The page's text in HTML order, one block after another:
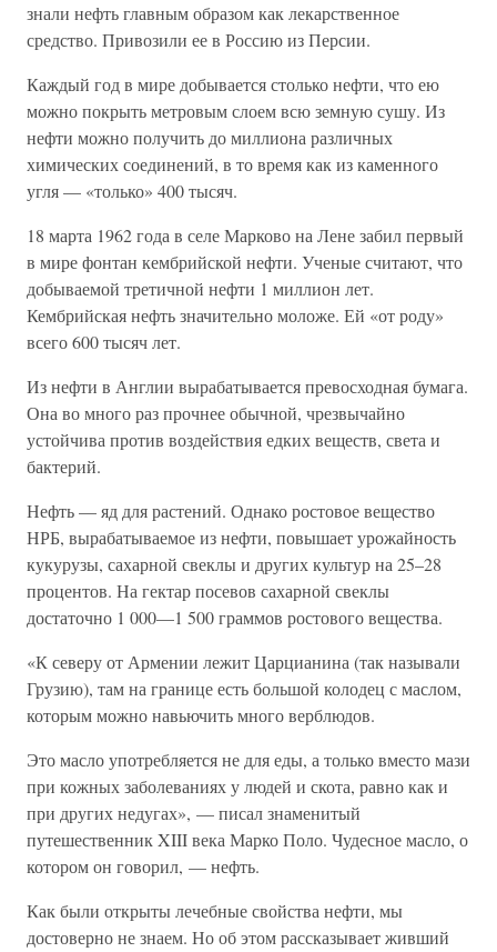
знали нефть главным образом как лекарственное
средство. Привозили ее в Россию из Персии.
Каждый год в мире добывается столько нефти, что ею
можно покрыть метровым слоем всю земную сушу. Из
нефти можно получить до миллиона различных
химических соединений, в то время как из каменного
угля — «только» 400 тысяч.
18 марта 1962 года в селе Марково на Лене забил первый
в мире фонтан кембрийской нефти. Ученые считают, что
добываемой третичной нефти 1 миллион лет.
Кембрийская нефть значительно моложе. Ей «от роду»
всего 600 тысяч лет.
Из нефти в Англии вырабатывается превосходная бумага.
Она во много раз прочнее обычной, чрезвычайно
устойчива против воздействия едких веществ, света и
бактерий.
Нефть — яд для растений. Однако ростовое вещество
НРБ, вырабатываемое из нефти, повышает урожайность
кукурузы, сахарной свеклы и других культур на 25–28
процентов. На гектар посевов сахарной свеклы
достаточно 1 000—1 500 граммов ростового вещества.
«К северу от Армении лежит Царцианина (так называли
Грузию), там на границе есть большой колодец с маслом,
которым можно навьючить много верблюдов.
Это масло употребляется не для еды, а только вместо мази
при кожных заболеваниях у людей и скота, равно как и
при других недугах», — писал знаменитый
путешественник XIII века Марко Поло. Чудесное масло, о
котором он говорил, — нефть.
Как были открыты лечебные свойства нефти, мы
достоверно не знаем. Но об этом рассказывает живший